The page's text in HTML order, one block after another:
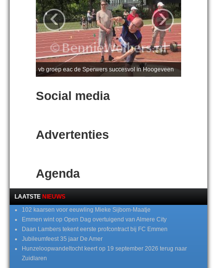
vb groep eac de Sperwers succesvol in Hoogeveen
‹ ›
Social media
Advertenties
Agenda
LAATSTE NIEUWS
102 kaarsen voor eeuwling Mieke Sijbom-Maatje
Emmen wint op Open Dag overtuigend van Almere City
Daan Lambers tekent eerste profcontract bij FC Emmen
Jubileumfeest 35 jaar De Amer
Hunzeloopwandeltocht keert op 19 september 2026 terug naar
Zuidlaren